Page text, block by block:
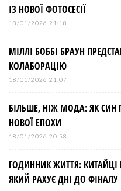
ІЗ НОВОЇ ФОТОСЕСІЇ
18/01/2026 21:18
МІЛЛІ БОББІ БРАУН
КОЛАБОРАЦІЮ
18/01/2026 21:07
БІЛЬШЕ, НІЖ МОДА: ЯК СИН
НОВОЇ ЕПОХИ
18/01/2026 20:58
ГОДИННИК ЖИТТЯ:
ЯКИЙ РАХУЄ ДНІ ДО ФІНАЛУ